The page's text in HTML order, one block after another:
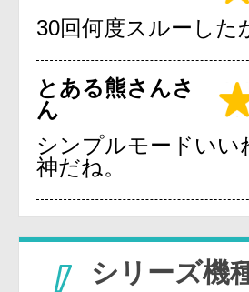
30回何度スルーした
とある熊さんさ
ん
シンプルモードいい
神だね。
シリーズ機